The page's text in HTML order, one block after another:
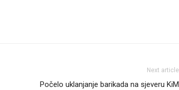
Next article
Počelo uklanjanje barikada na sjeveru KiM